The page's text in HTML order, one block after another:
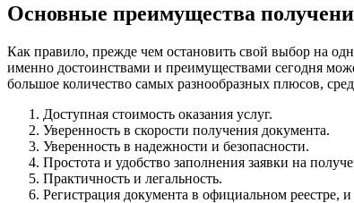
Основные преимущества
Как правило, прежде чем остановить свой выбор на
именно достоинствами и преимуществами сегодня
большое количество самых разнообразных плюсов,
Доступная стоимость оказания услуг.
Уверенность в скорости получения документа.
Уверенность в надежности и безопасности.
Простота и удобство заполнения заявки на
Практичность и легальность.
Регистрация документа в официальном реестре,